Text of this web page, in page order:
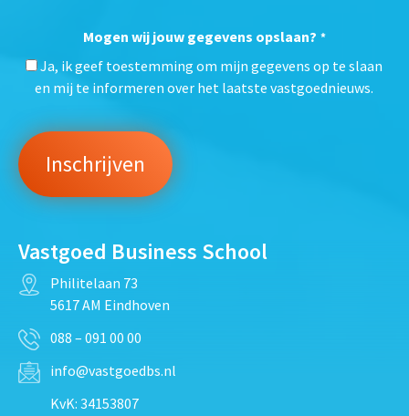
Mogen wij jouw gegevens opslaan? *
Ja, ik geef toestemming om mijn gegevens op te slaan
en mij te informeren over het laatste vastgoednieuws.
Vastgoed Business School
Philitelaan 73
5617 AM Eindhoven
088 – 091 00 00
info@vastgoedbs.nl
KvK: 34153807